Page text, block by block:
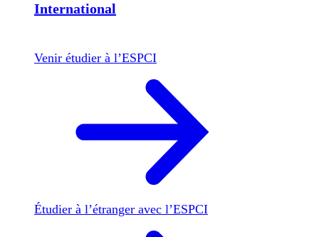
International
Venir étudier à l’ESPCI
Étudier à l’étranger avec l’ESPCI